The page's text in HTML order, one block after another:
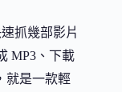
抓幾部影片
MP3、下載
就是一款輕